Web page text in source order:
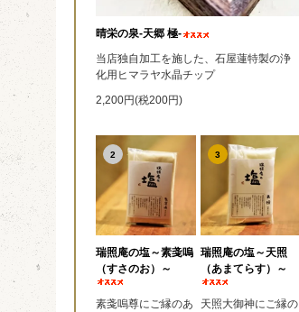
晴栄の泉‐天郷 極‐
当店独自加工を施した、石屋蓮特製の浄
化用ヒマラヤ水晶チップ
2,200円(税200円)
2
瑞照庵の塩～素戔嗚
（すさのお）～
素戔嗚尊にご縁のあ
3
瑞照庵の塩～天照
（あまてらす）～
天照大御神にご縁の